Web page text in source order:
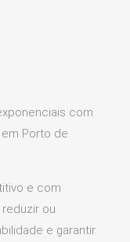
com
Porto de
e com
ou
e garantir